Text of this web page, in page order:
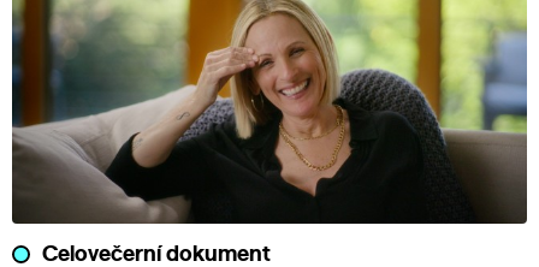
Celovečerní dokument